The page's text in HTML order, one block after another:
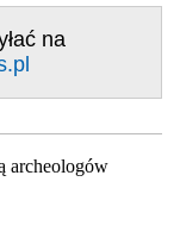
na
archeologów